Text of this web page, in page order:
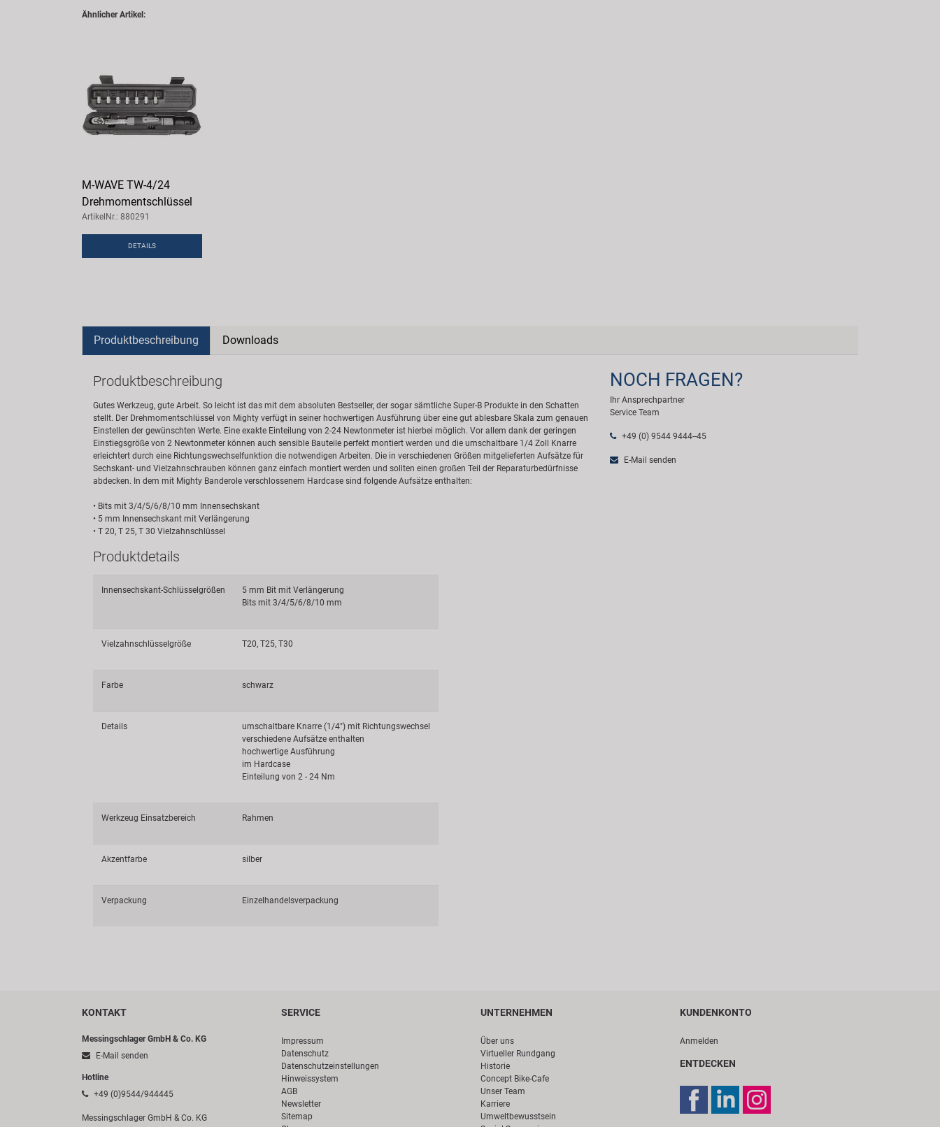
Ähnlicher Artikel:
M-WAVE TW-4/24
Drehmomentschlüssel
ArtikelNr.: 880291
DETAILS
Produktbeschreibung Downloads
Produktbeschreibung
Gutes Werkzeug, gute Arbeit. So leicht ist das mit dem absoluten Bestseller, der sogar sämtliche Super-B Produkte in den Schatten
stellt. Der Drehmomentschlüssel von Mighty verfügt in seiner hochwertigen Ausführung über eine gut ablesbare Skala zum genauen
Einstellen der gewünschten Werte. Eine exakte Einteilung von 2-24 Newtonmeter ist hierbei möglich. Vor allem dank der geringen
Einstiegsgröße von 2 Newtonmeter können auch sensible Bauteile perfekt montiert werden und die umschaltbare 1/4 Zoll Knarre
erleichtert durch eine Richtungswechselfunktion die notwendigen Arbeiten. Die in verschiedenen Größen mitgelieferten Aufsätze für
Sechskant- und Vielzahnschrauben können ganz einfach montiert werden und sollten einen großen Teil der Reparaturbedürfnisse
abdecken. In dem mit Mighty Banderole verschlossenem Hardcase sind folgende Aufsätze enthalten:
• Bits mit 3/4/5/6/8/10 mm Innensechskant
• 5 mm Innensechskant mit Verlängerung
• T 20, T 25, T 30 Vielzahnschlüssel
Produktdetails
Innensechskant-Schlüsselgrößen
5 mm Bit mit Verlängerung
Bits mit 3/4/5/6/8/10 mm
Vielzahnschlüsselgröße T20, T25, T30
Farbe schwarz
Details
umschaltbare Knarre (1/4") mit Richtungswechsel
verschiedene Aufsätze enthalten
hochwertige Ausführung
im Hardcase
Einteilung von 2 - 24 Nm
Werkzeug Einsatzbereich Rahmen
Akzentfarbe silber
Verpackung Einzelhandelsverpackung
NOCH FRAGEN?
Ihr Ansprechpartner
Service Team
+49 (0) 9544 9444--45
E-Mail senden
KONTAKT
Messingschlager GmbH & Co. KG
E-Mail senden
Hotline
+49 (0)9544/944445
Messingschlager GmbH & Co. KG
SERVICE
Impressum
Datenschutz
Datenschutzeinstellungen
Hinweissystem
AGB
Newsletter
Sitemap
UNTERNEHMEN
Über uns
Virtueller Rundgang
Historie
Concept Bike-Cafe
Unser Team
Karriere
Umweltbewusstsein
KUNDENKONTO
Anmelden
ENTDECKEN